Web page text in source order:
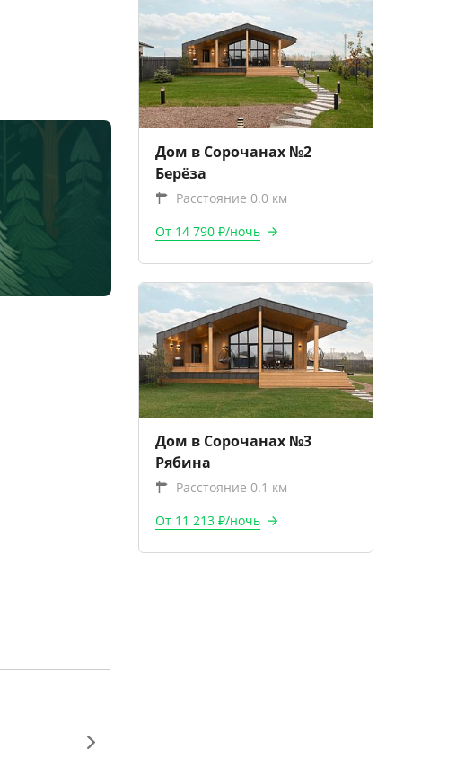
Дом в Сорочанах №2
Берёза
Расстояние 0.0 км
От 14 790 ₽/ночь
Дом в Сорочанах №3
Рябина
Расстояние 0.1 км
От 11 213 ₽/ночь